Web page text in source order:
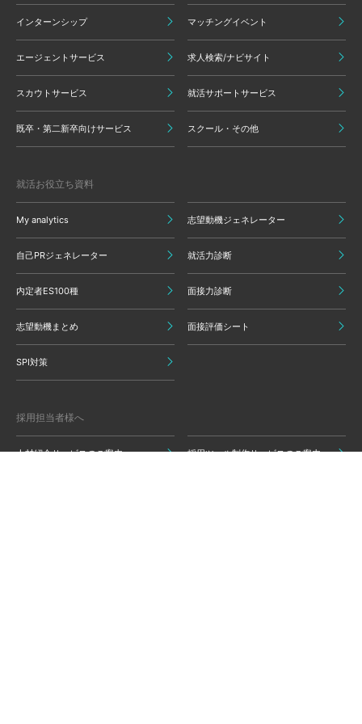
インターンシップ マッチングイベント
エージェントサービス 求人検索/ナビサイト
スカウトサービス 就活サポートサービス
既卒・第二新卒向けサービス スクール・その他
就活お役立ち資料
My analytics 志望動機ジェネレーター
自己PRジェネレーター 就活力診断
内定者ES100種 面接力診断
志望動機まとめ 面接評価シート
SPI対策
採用担当者様へ
人材紹介サービスのご案内 採用ツール制作サービスのご案内